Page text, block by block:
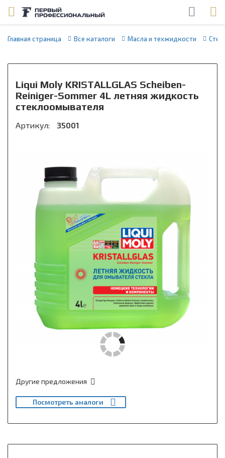
Главная страница Все каталоги Масла и техжидкости
Liqui Moly KRISTALLGLAS Scheiben-
Reiniger-Sommer 4L летняя жидкость
стеклоомывателя
Артикул: 35001
Другие предложения
Посмотреть аналоги